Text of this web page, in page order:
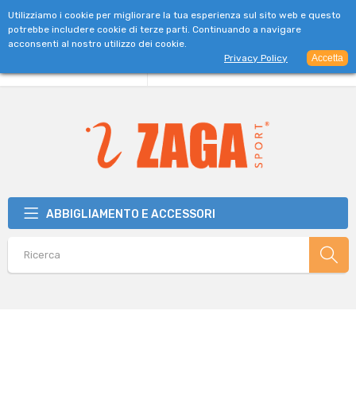
ABBIGLIAMENTO E ACCESSORI
Utilizziamo i cookie per migliorare la tua esperienza sul sito web e questo
potrebbe includere cookie di terze parti. Continuando a navigare
acconsenti al nostro utilizzo dei cookie.
Privacy Policy
Accetta